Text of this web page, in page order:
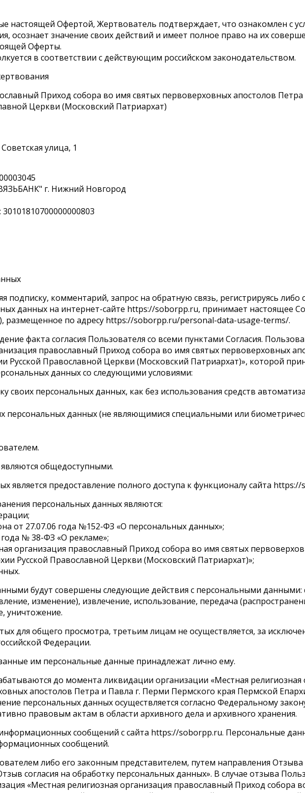
настоящей Офертой, Жертвователь подтверждает, что ознакомлен с
осознает значение своих действий и имеет полное право на их
Оферты.
в соответствии с действующим российском законодательством.
Приход собора во имя святых первоверховных апостолов
Церкви (Московский Патриархат)
улица, 1
г. Нижний Новгород
подписку, комментарий, запрос на обратную связь, регистрируясь
данных на интернет-сайте https://soborpp.ru, принимает настоящее
размещенное по адресу https://soborpp.ru/personal-data-usage-terms/.
факта согласия Пользователя со всеми пунктами Согласия.
православный Приход собора во имя святых первоверховных
Русской Православной Церкви (Московский Патриархат)», которой
данных со следующими условиями:
своих персональных данных, как без использования средств
персональных данных (не являющимися специальными или
общедоступными.
является предоставление полного доступа к функционалу сайта
персональных данных являются:
от 27.07.06 года №152-ФЗ «О персональных данных»;
года № 38-ФЗ «О рекламе»;
организация православный Приход собора во имя святых
Русской Православной Церкви (Московский Патриархат)»;
будут совершены следующие действия с персональными данными:
изменение), извлечение, использование, передача
уничтожение.
для общего просмотра, третьим лицам не осуществляется, за
Федерации.
им персональные данные принадлежат лично ему.
до момента ликвидации организации «Местная
апостолов Петра и Павла г. Перми Пермского края Пермской
персональных данных осуществляется согласно Федеральному
правовым актам в области архивного дела и архивного хранения.
информационных сообщений с сайта https://soborpp.ru. Персональные
сообщений.
либо его законным представителем, путем направления Отзыва
согласия на обработку персональных данных». В случае отзыва
«Местная религиозная организация православный Приход собора